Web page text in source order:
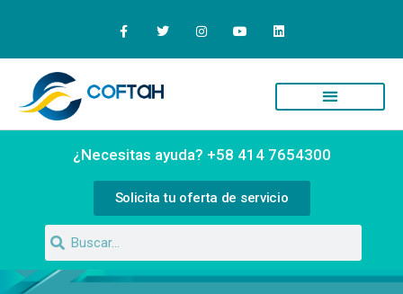
¿Necesitas ayuda? +58 414 7654300
Solicita tu oferta de servicio